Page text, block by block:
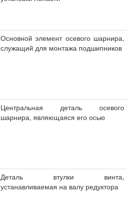
Основной элемент осевого шарнира,
служащий для монтажа подшипников
Центральная деталь осевого
шарнира, являющаяся его осью
Деталь втулки винта,
устанавливаемая на валу редуктора